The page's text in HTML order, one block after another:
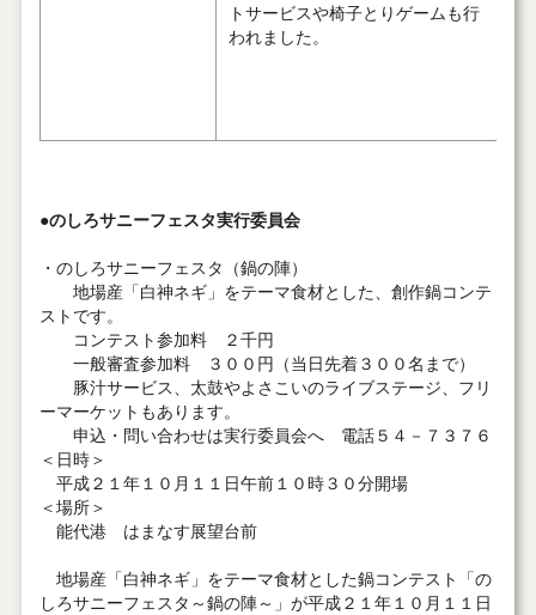
トサービスや椅子とりゲームも行
われました。
●のしろサニーフェスタ実行委員会
・のしろサニーフェスタ（鍋の陣）
地場産「白神ネギ」をテーマ食材とした、創作鍋コンテ
ストです。
コンテスト参加料 ２千円
一般審査参加料 ３００円（当日先着３００名まで）
豚汁サービス、太鼓やよさこいのライブステージ、フリ
ーマーケットもあります。
申込・問い合わせは実行委員会へ 電話５４－７３７６
＜日時＞
平成２１年１０月１１日午前１０時３０分開場
＜場所＞
能代港 はまなす展望台前
地場産「白神ネギ」をテーマ食材とした鍋コンテスト「の
しろサニーフェスタ～鍋の陣～」が平成２１年１０月１１日